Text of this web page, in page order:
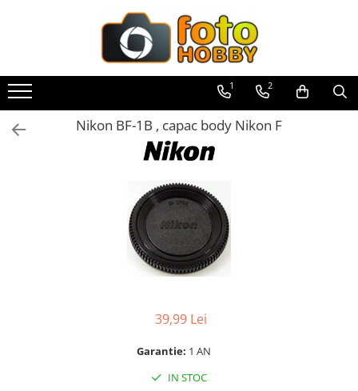
Aparate Foto
Aparate Foto Mirrorless
Aparate Foto DSLR
Obiective foto si accesorii
Huse si tocuri protectie obiective
1 2
Nikon BF-1B , capac body Nikon F
39,99 Lei
Garantie: 1 AN
IN STOC